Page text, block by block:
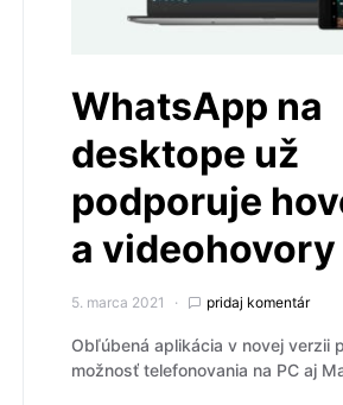
WhatsApp na
desktope už
podporuje
a videohovory
5. marca 2021 pridaj komentár
Obľúbená aplikácia v novej verzii
možnosť telefonovania na PC aj